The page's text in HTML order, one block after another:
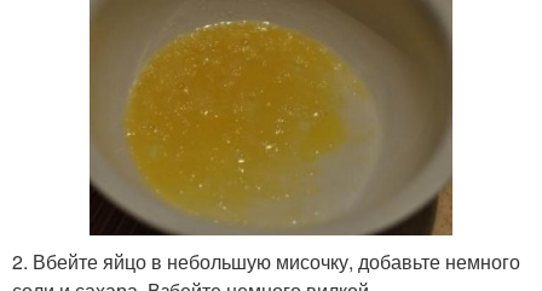
2. Вбейте яйцо в небольшую мисочку, добавьте немного